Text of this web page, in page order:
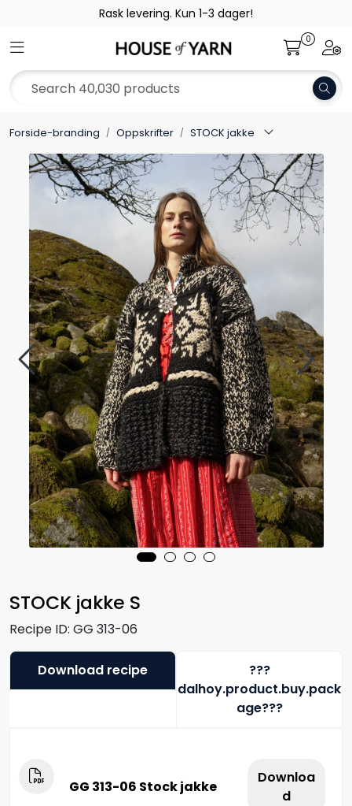
Skip to main contentRask levering. Kun 1-3 dager!
Toggle navigation 0
Forside-branding Oppskrifter STOCK jakke
STOCK jakke S
Recipe ID: GG 313-06
Download recipe
???
dalhoy.product.buy.pack
age???
GG 313-06 Stock jakke
Downloa
d
Collections
Needles and Accessories
Gift Card
Outlet